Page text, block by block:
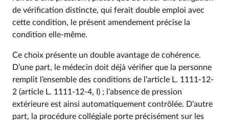
de vérification distincte, qui ferait double emploi avec
cette condition, le présent amendement précise la
condition elle-même.
Ce choix présente un double avantage de cohérence.
D’une part, le médecin doit déjà vérifier que la personne
remplit l’ensemble des conditions de l’article L. 1111-12-
2 (article L. 1111-12-4, I) ; l’absence de pression
extérieure est ainsi automatiquement contrôlée. D’autre
part, la procédure collégiale porte précisément sur les